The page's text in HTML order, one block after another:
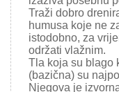
Traži dobro
humusa koje ne
istodobno, za
održati vlažnim.
Tla koja su blago
(bazična) su
Njegova je